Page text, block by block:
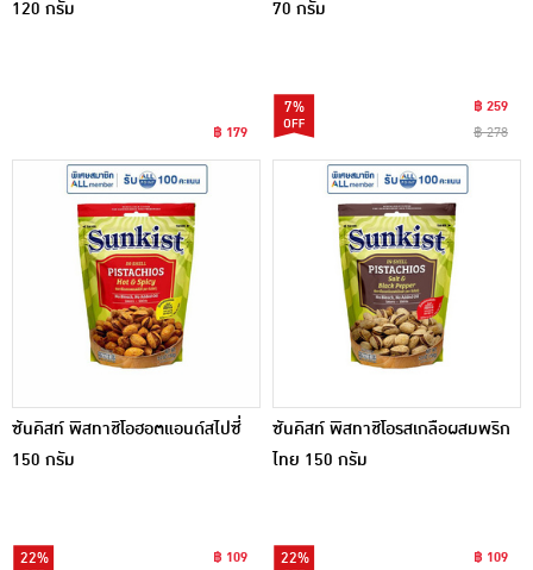
120 กรัม
฿ 179
70 กรัม
7%
฿ 259
฿ 278
ซันคิสท์ พิสทาชิโอฮอตแอนด์สไปซี่
150 กรัม
22%
฿ 109
ซันคิสท์ พิสทาชิโอรสเกลือผสมพริก
ไทย 150 กรัม
22%
฿ 109